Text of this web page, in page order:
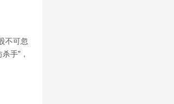
不可忽
手”，